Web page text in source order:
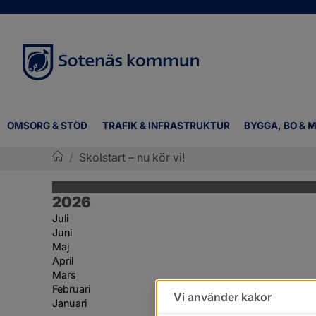
OMSORG & STÖD TRAFIK & INFRASTRUKTUR BYGGA, BO &
/ Skolstart – nu kör vi!
År:
2026
Juli
Juni
Maj
April
Mars
Februari
Januari
Vi använder kakor